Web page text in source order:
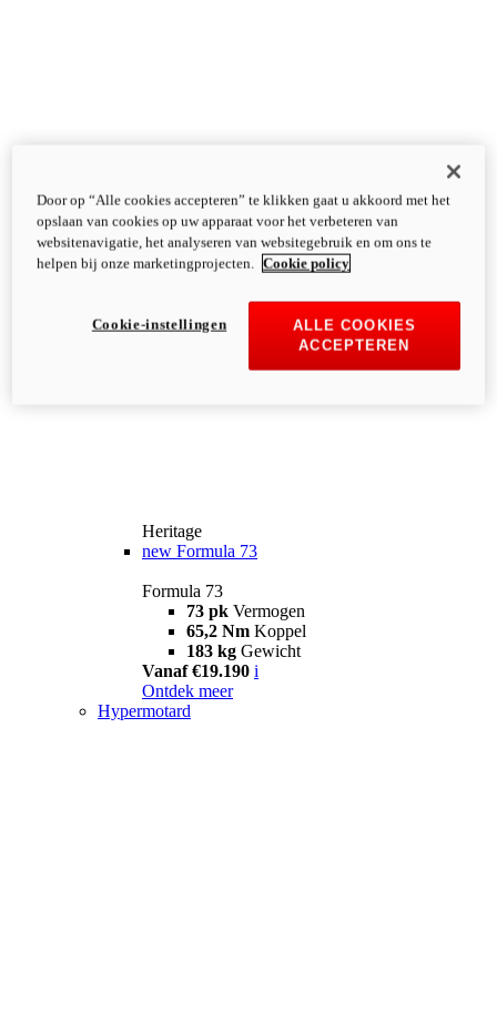
Heritage
new Formula 73
Formula 73
73 pk Vermogen
65,2 Nm Koppel
183 kg Gewicht
Vanaf €19.190 i
Ontdek meer
Hypermotard
Door op “Alle cookies accepteren” te klikken gaat u akkoord met het
opslaan van cookies op uw apparaat voor het verbeteren van
websitenavigatie, het analyseren van websitegebruik en om ons te
helpen bij onze marketingprojecten.
Cookie policy
ALLE COOKIES
ACCEPTEREN
Cookie-instellingen